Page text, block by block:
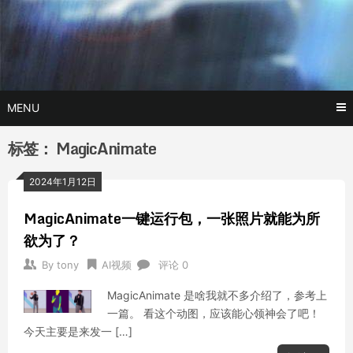
托尼不是
塔克
玩转AI黑科技,AI换脸，AI绘画，AI聊天….
MENU
标签： MagicAnimate
2024年1月12日
MagicAnimate一键运行包，一张照片就能为所
欲为了？
By tony AI视频 评论 0
MagicAnimate 是啥我就不多介绍了，参考上
一篇。 看这个动图，应该能心领神会了吧！
今天主要是来发一 […]